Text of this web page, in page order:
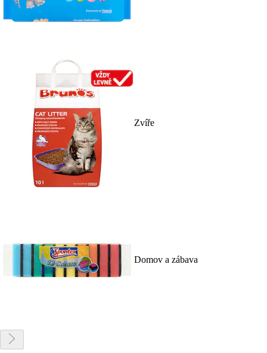
Zvíře
Domov a zábava